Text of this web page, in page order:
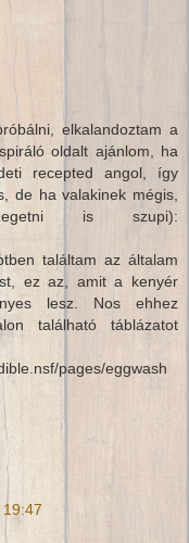
elkalandoztam a
oldalt ajánlom, ha
recepted angol, így
de ha valakinek mégis,
is szupi):
találtam az általam
ez az, amit a kenyér
lesz. Nos ehhez
található táblázatot
pages/eggwash